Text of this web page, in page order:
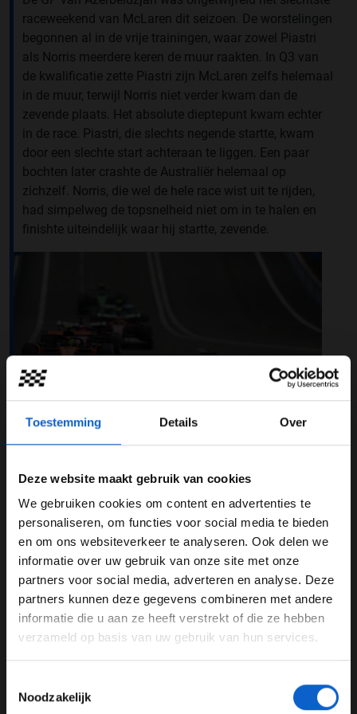
Toestemming Details Over
Deze website maakt gebruik van cookies
We gebruiken cookies om content en advertenties te
personaliseren, om functies voor social media te bieden
en om ons websiteverkeer te analyseren. Ook delen we
informatie over uw gebruik van onze site met onze
partners voor social media, adverteren en analyse. Deze
partners kunnen deze gegevens combineren met andere
informatie die u aan ze heeft verstrekt of die ze hebben
verzameld op basis van uw gebruik van hun services.
Noodzakelijk
raceweekend van McLaren dit seizoen. De worstelingen
begonnen al in de vrije trainingen, waar zowel Piastri
als Norris meerdere keren de muur raakten. In Q3 van
de kwalificatie zette Piastri zijn McLaren zelfs helemaal
in de muur, terwijl Norris niet verder kwam dan de
zevende plaats. Het absolute dieptepunt kwam echter
in de race. Piastri, die slechts negende startte, kwam
door een slechte start achteraan te liggen. Een paar
bochten later crashte de Australiër helemaal op
zichzelf. Norris, die wel de hele race wist uit te rijden,
had simpelweg de topsnelheid niet om in te halen en
finishte uiteindelijk waar hij startte, zevende.
Foto: Red Bull Content Pool
Stella waakt voor concurrenten: "Niet
ver achter ons"
Waar het raceweekend in Bakoe helemaal mis ging
voor de McLaren-coureurs, wist Max Verstappen de
race zonder enige moeite te winnen. Het markeert
alweer de tweede overwinning op rij voor de
Nederlander.
zorgen uit over de concurrerende teams: "Een moeilijk
weekend op een circuit waarvan we wisten dat het
WELKOM BIJ GRAND PRIX RADIO
Ben je 24 jaar of ouder?
Pas je advertentie instellingen aan en klik hieronder om
door te gaan naar de website!
Advertentie instellingen